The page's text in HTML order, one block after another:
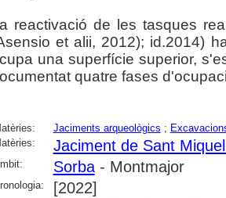
reactivació de les tasques
et alii, 2012); id.2014)
una superfície superior,
quatre fases
Jaciments arqueològics ;
Jaciment de Sant
Sorba- Montmajor
[2022]